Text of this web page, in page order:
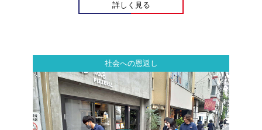
詳しく見る
社会への恩返し